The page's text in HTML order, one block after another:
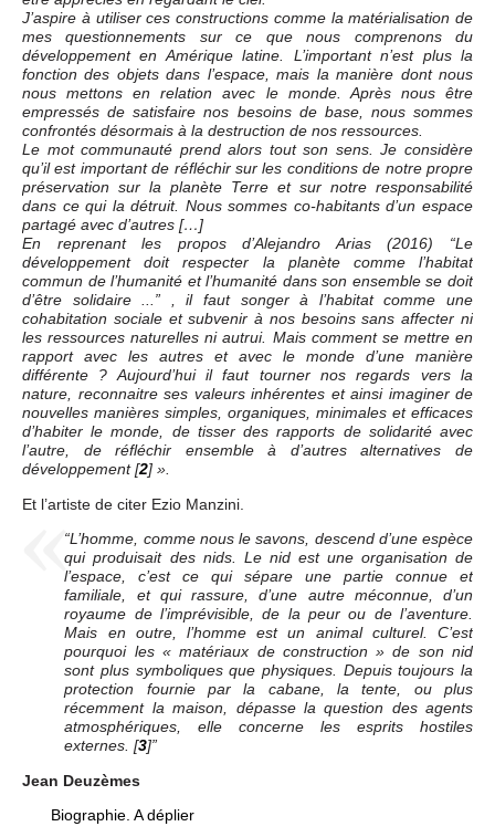
J’aspire à utiliser ces constructions comme la matérialisation de
mes questionnements sur ce que nous comprenons du
développement en Amérique latine. L’important n’est plus la
fonction des objets dans l’espace, mais la manière dont nous
nous mettons en relation avec le monde. Après nous être
empressés de satisfaire nos besoins de base, nous sommes
confrontés désormais à la destruction de nos ressources.
Le mot communauté prend alors tout son sens. Je considère
qu’il est important de réfléchir sur les conditions de notre propre
préservation sur la planète Terre et sur notre responsabilité
dans ce qui la détruit. Nous sommes co-habitants d’un espace
partagé avec d’autres […]
En reprenant les propos d’Alejandro Arias (2016) “Le
développement doit respecter la planète comme l’habitat
commun de l’humanité et l’humanité dans son ensemble se doit
d’être solidaire ...” , il faut songer à l’habitat comme une
cohabitation sociale et subvenir à nos besoins sans affecter ni
les ressources naturelles ni autrui. Mais comment se mettre en
rapport avec les autres et avec le monde d’une manière
différente ? Aujourd’hui il faut tourner nos regards vers la
nature, reconnaitre ses valeurs inhérentes et ainsi imaginer de
nouvelles manières simples, organiques, minimales et efficaces
d’habiter le monde, de tisser des rapports de solidarité avec
l’autre, de réfléchir ensemble à d’autres alternatives de
développement[2] ».
Et l’artiste de citer Ezio Manzini.
“L’homme, comme nous le savons, descend d’une espèce
qui produisait des nids. Le nid est une organisation de
l’espace, c’est ce qui sépare une partie connue et
familiale, et qui rassure, d’une autre méconnue, d’un
royaume de l’imprévisible, de la peur ou de l’aventure.
Mais en outre, l’homme est un animal culturel. C’est
pourquoi les « matériaux de construction » de son nid
sont plus symboliques que physiques. Depuis toujours la
protection fournie par la cabane, la tente, ou plus
récemment la maison, dépasse la question des agents
atmosphériques, elle concerne les esprits hostiles
externes. [3]”
Jean Deuzèmes
Biographie. A déplier